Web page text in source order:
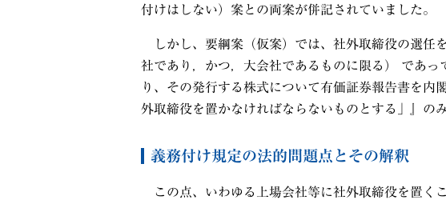
付けはしない）案との両案が併記されていました。
しかし、要綱案（仮案）では、社外取締役の選任
社であり，かつ，大会社であるものに限る） であ
り、その発行する株式について有価証券報告書を内
外取締役を置かなければならないものとする」』の
義務付け規定の法的問題点とその解釈
この点、いわゆる上場会社等に社外取締役を置く